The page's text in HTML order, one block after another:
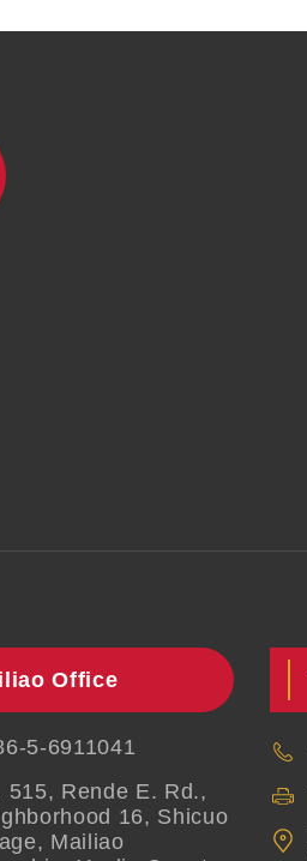
Office
5-6911041
515, Rende E. Rd.,
16, Shicuo
Mailiao